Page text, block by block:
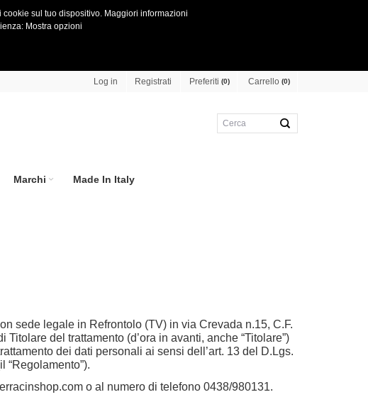
cookie sul tuo dispositivo. Maggiori informazioni
Mostra opzioni
Preferiti (0) Carrello (0)
Log in Registrati
Marchi Made In Italy
sede legale in Refrontolo (TV) in via Crevada n.15, C.F.
Titolare del trattamento (d’ora in avanti, anche “Titolare”)
dei dati personali ai sensi dell’art. 13 del D.Lgs.
“Regolamento”).
o al numero di telefono 0438/980131.